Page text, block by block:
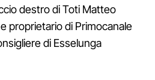
destro di Toti Matteo
proprietario di Primocanale
di Esselunga